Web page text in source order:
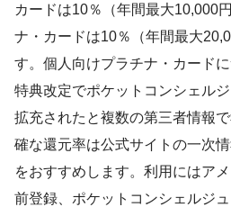
カードは10％（年間最大10,000
ナ・カードは10％（年間最大
す。個人向けプラチナ・カード
特典改定でポケットコンシェル
拡充されたと複数の第三者情報
確な還元率は公式サイトの一次
をおすすめします。利用にはア
前登録、ポケットコンシェルジ